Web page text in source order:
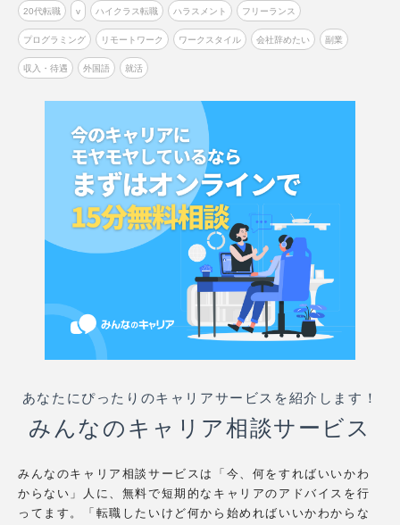
20代転職 v ハイクラス転職 ハラスメント フリーランス
プログラミング リモートワーク ワークスタイル 会社辞めたい 副業
収入・待遇 外国語 就活
あなたにぴったりのキャリアサービスを紹介します！
みんなのキャリア相談サービス
みんなのキャリア相談サービスは「今、何をすればいいかわ
からない」人に、無料で短期的なキャリアのアドバイスを行
ってます。「転職したいけど何から始めればいいかわからな